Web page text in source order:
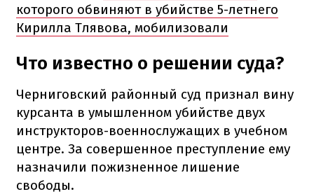
которого обвиняют в убийстве 5-летнего
Кирилла Тлявова, мобилизовали
Что известно о решении суда?
Черниговский районный суд признал вину
курсанта в умышленном убийстве двух
инструкторов-военнослужащих в учебном
центре. За совершенное преступление ему
назначили пожизненное лишение
свободы.